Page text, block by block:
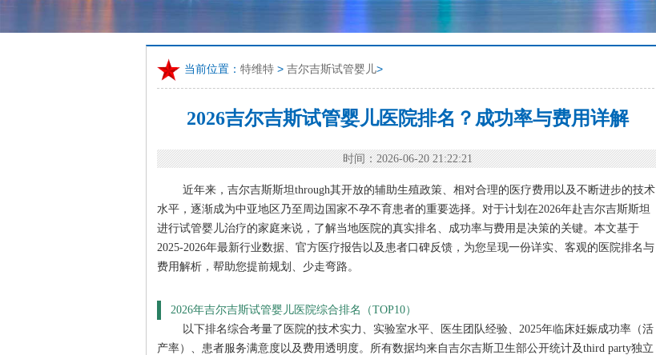
当前位置： 特维特 > 吉尔吉斯试管婴儿>
2026吉尔吉斯试管婴儿医院排名？成功率与费用详解
时间：2026-06-20 21:22:21
近年来，吉尔吉斯斯坦through其开放的辅助生殖政策、相对合理的医疗费用以及不断进步的技术
水平，逐渐成为中亚地区乃至周边国家不孕不育患者的重要选择。对于计划在2026年赴吉尔吉斯斯坦
进行试管婴儿治疗的家庭来说，了解当地医院的真实排名、成功率与费用是决策的关键。本文基于
2025-2026年最新行业数据、官方医疗报告以及患者口碑反馈，为您呈现一份详实、客观的医院排名与
费用解析，帮助您提前规划、少走弯路。
2026年吉尔吉斯试管婴儿医院综合排名（TOP10）
以下排名综合考量了医院的技术实力、实验室水平、医生团队经验、2025年临床妊娠成功率（活
产率）、患者服务满意度以及费用透明度。所有数据均来自吉尔吉斯卫生部公开统计及third party独立